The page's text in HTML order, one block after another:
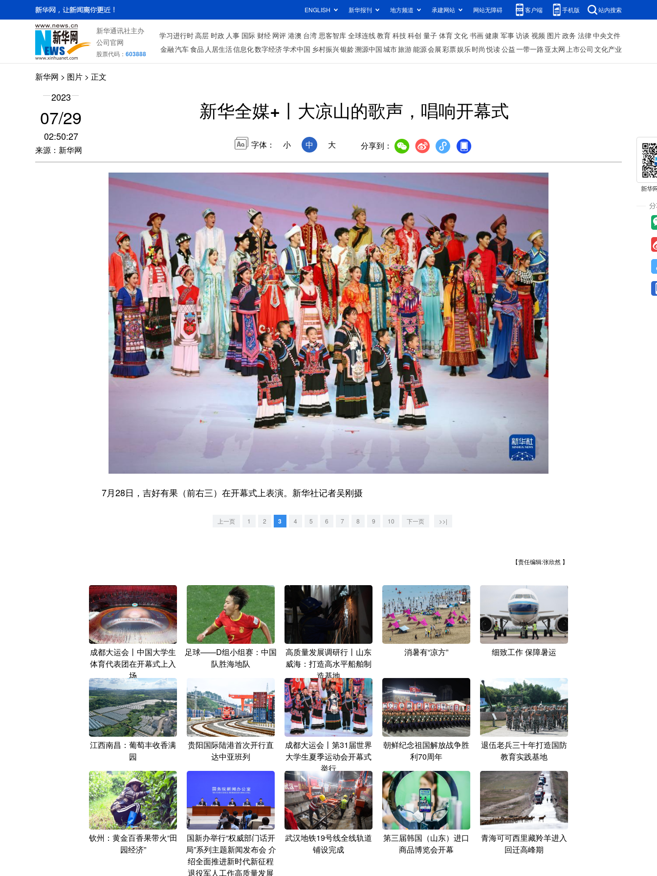
ENGLISH 新华报刊 地方频道 承建网站 网站无障碍 客户端 手机版 站内搜索
新华通讯社主办
公司官网
股票代码： 603888
学习进行时高层 时政 人事 国际 财经 网评 港澳 台湾 思客智库 全球连线教育 科技科创 量子 体育文化 书画健康 军事访谈 视频 图片政务 法律中央文件
金融汽车食品 人居生活信息化数字经济学术中国 乡村振兴银龄溯源中国城市旅游能源会展彩票娱乐时尚 悦读公益一带一路 亚太网上市公司 文化产业
新华网 > 图片 > 正文
2023
07/29
02:50:27
来源：新华网
新华全媒+丨大凉山的歌声，唱响开幕式
字体： 小 中 大 分享到：
7月28日，吉好有果（前右三）在开幕式上表演。新华社记者吴刚摄
上一页 1 2 3 4 5 6 7 8 9 10 下一页 >>|
【责任编辑:张欣然 】
成都大运会丨中国大学生
体育代表团在开幕式上入
场
足球——D组小组赛：中国
队胜海地队
高质量发展调研行丨山东
威海：打造高水平船舶制
造基地
消暑有“凉方” 细致工作 保障暑运
江西南昌：葡萄丰收香满
园
贵阳国际陆港首次开行直
达中亚班列
成都大运会丨第31届世界
大学生夏季运动会开幕式
举行
朝鲜纪念祖国解放战争胜
利70周年
退伍老兵三十年打造国防
教育实践基地
钦州：黄金百香果带火“田
园经济”
国新办举行“权威部门话开
局”系列主题新闻发布会 介
绍全面推进新时代新征程
退役军人工作高质量发展
武汉地铁19号线全线轨道
铺设完成
第三届韩国（山东）进口
商品博览会开幕
青海可可西里藏羚羊进入
回迁高峰期